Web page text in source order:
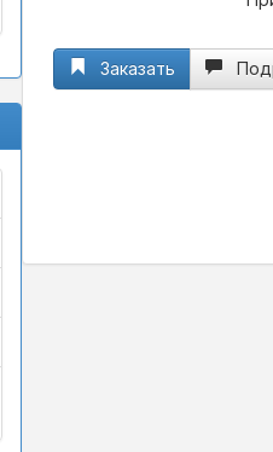
Заказать